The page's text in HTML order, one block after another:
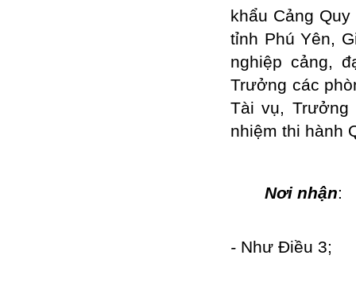
khẩu Cảng
tỉnh Phú Yên,
nghiệp cảng,
Trưởng các
Tài vụ,
nhiệm thi hành
Nơi nhận
-